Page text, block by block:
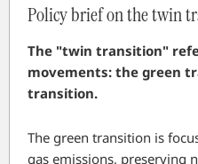
Policy brief on the twin
The "twin transition"
movements: the green
transition.
The green transition is
gas emissions, preserving